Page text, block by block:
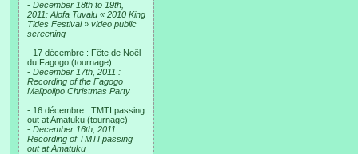
- December 18th to 19th,
2011: Alofa Tuvalu « 2010 King
Tides Festival » video public
screening
- 17 décembre : Fête de Noël
du Fagogo (tournage)
- December 17th, 2011 :
Recording of the Fagogo
Malipolipo Christmas Party
- 16 décembre : TMTI passing
out at Amatuku (tournage)
- December 16th, 2011 :
Recording of TMTI passing
out at Amatuku